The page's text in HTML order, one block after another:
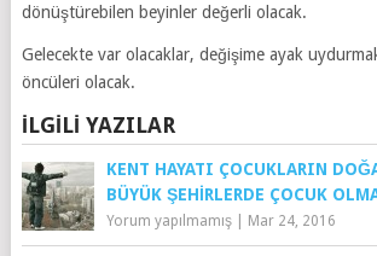
dönüştürebilen beyinler değerli olacak.
Gelecekte var olacaklar, değişime ayak
öncüleri olacak.
İLGILI YAZILAR
KENT HAYATI ÇOCUKLARIN
BÜYÜK ŞEHIRLERDE ÇOCUK
Yorum yapılmamış| Mar 24, 2016